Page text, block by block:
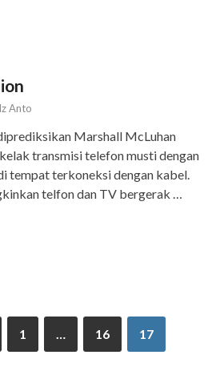
Anto
Marshall McLuhan
transmisi telefon musti dengan
tempat terkoneksi dengan kabel.
telfon dan TV bergerak …
1 … 16 17